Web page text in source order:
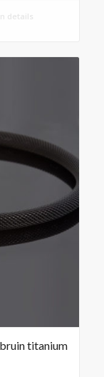
details
titanium